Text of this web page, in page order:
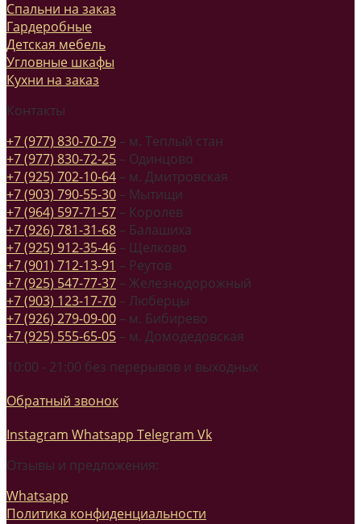
Спальни на заказ
Гардеробные
Детская мебель
Угловные шкафы
Кухни на заказ
Контакты
+7 (977) 830-70-79 – м. Теплый стан
+7 (977) 830-72-25 – Одинцово
+7 (925) 702-10-64 – м. Дмитровская
+7 (903) 790-55-30 – Мытищи
+7 (964) 597-71-57 – Королев
+7 (926) 781-31-68 – Балашиха
+7 (925) 912-35-46 – Щелково
+7 (901) 712-13-91 – Реутов
+7 (925) 547-77-37 – Железнодорожный
+7 (903) 123-17-70 – Люберцы
+7 (926) 279-09-00 – м. Бибирево
+7 (925) 555-65-05 – м. Домодедовская
10:00 - 21:00 без перерывов и выходных
Обратный звонок
Instagram Whatsapp Telegram Vk
Отзывы и предложения:
Whatsapp
Политика конфиденциальности